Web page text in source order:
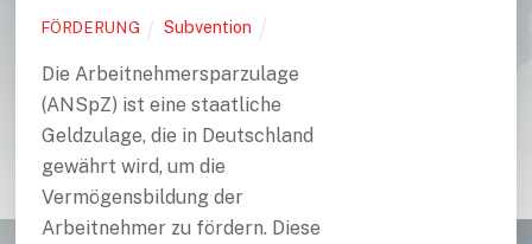
FÖRDERUNG Subvention
Die Arbeitnehmersparzulage
(ANSpZ) ist eine staatliche
Geldzulage, die in Deutschland
gewährt wird, um die
Vermögensbildung der
Arbeitnehmer zu fördern. Diese